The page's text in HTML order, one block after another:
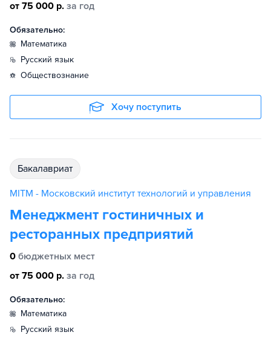
от 75 000 р. за год
Обязательно:
математика
русский язык
обществознание
Хочу поступить
бакалавриат
MITM - Московский институт технологий и управления
Менеджмент гостиничных и
ресторанных предприятий
0 бюджетных мест
от 75 000 р. за год
Обязательно:
математика
русский язык